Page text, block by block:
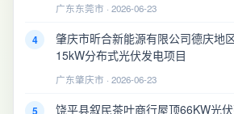
广东东莞市 · 2026-06-23
4
肇庆市昕合新能源有限公司德庆地
15kW分布式光伏发电项目
广东肇庆市 · 2026-06-23
饶平县叙民茶叶商行屋顶66KW光